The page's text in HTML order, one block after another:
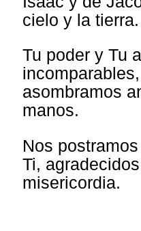
cielo y la tierra.
Tu poder y Tu
asombramos
manos.
Nos
Ti,
misericordia.